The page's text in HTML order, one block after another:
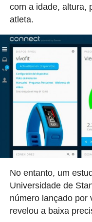
com a idade, altura,
atleta.
No entanto, um
Universidade de
número lançado por
revelou a baixa